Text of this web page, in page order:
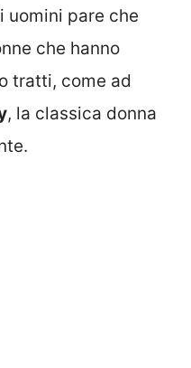
uomini pare che
che hanno
tratti, come ad
, la classica donna